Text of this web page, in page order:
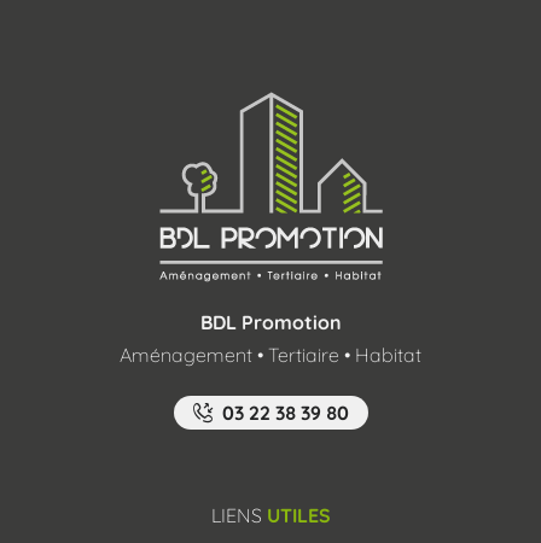
BDL Promotion
Aménagement • Tertiaire • Habitat
03 22 38 39 80
LIENS UTILES